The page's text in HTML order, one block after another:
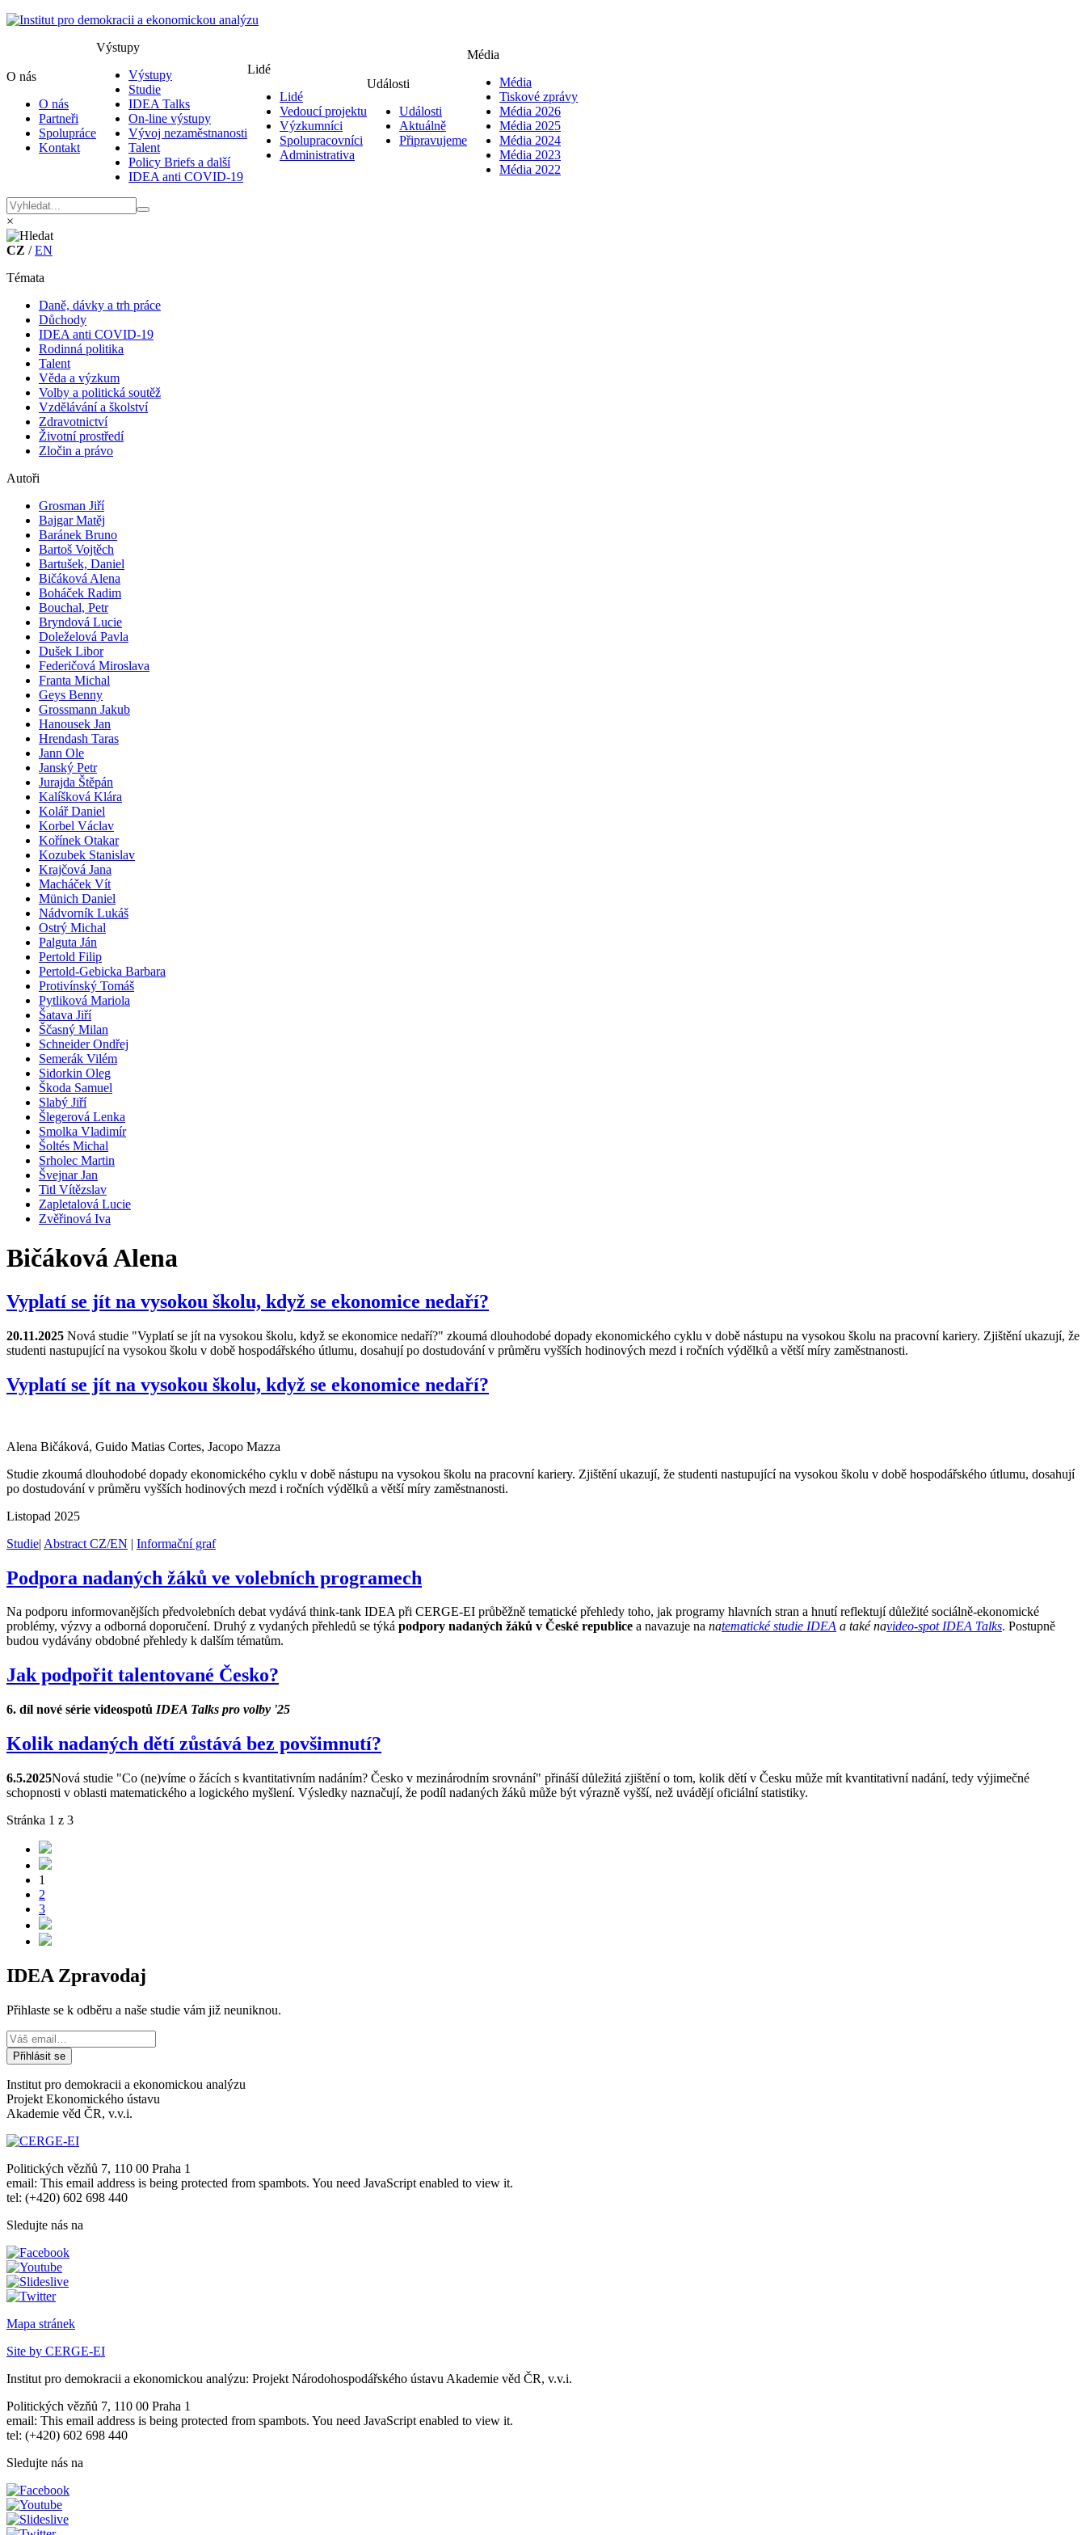
O nás
O nás
Partneři
Spolupráce
Kontakt
Výstupy
Výstupy
Studie
IDEA Talks
On-line výstupy
Vývoj nezaměstnanosti
Talent
Policy Briefs a další
IDEA anti COVID-19
Lidé
Lidé
Vedoucí projektu
Výzkumníci
Spolupracovníci
Administrativa
Události
Události
Aktuálně
Připravujeme
Média
Média
Tiskové zprávy
Média 2026
Média 2025
Média 2024
Média 2023
Média 2022
×
CZ /EN
Témata
Daně, dávky a trh práce
Důchody
IDEA anti COVID-19
Rodinná politika
Talent
Věda a výzkum
Volby a politická soutěž
Vzdělávání a školství
Zdravotnictví
Životní prostředí
Zločin a právo
Autoři
Grosman Jiří
Bajgar Matěj
Baránek Bruno
Bartoš Vojtěch
Bartušek, Daniel
Bičáková Alena
Boháček Radim
Bouchal, Petr
Bryndová Lucie
Doleželová Pavla
Dušek Libor
Federičová Miroslava
Franta Michal
Geys Benny
Grossmann Jakub
Hanousek Jan
Hrendash Taras
Jann Ole
Janský Petr
Jurajda Štěpán
Kalíšková Klára
Kolář Daniel
Korbel Václav
Kořínek Otakar
Kozubek Stanislav
Krajčová Jana
Macháček Vít
Münich Daniel
Nádvorník Lukáš
Ostrý Michal
Palguta Ján
Pertold Filip
Pertold-Gebicka Barbara
Protivínský Tomáš
Pytliková Mariola
Šatava Jiří
Ščasný Milan
Schneider Ondřej
Semerák Vilém
Sidorkin Oleg
Škoda Samuel
Slabý Jiří
Šlegerová Lenka
Smolka Vladimír
Šoltés Michal
Srholec Martin
Švejnar Jan
Titl Vítězslav
Zapletalová Lucie
Zvěřinová Iva
Bičáková Alena
Vyplatí se jít na vysokou školu, když se ekonomice nedaří?
20.11.2025 Nová studie "Vyplatí se jít na vysokou školu, když se ekonomice nedaří?" zkoumá dlouhodobé dopady ekonomického cyklu v době nástupu na vysokou školu na pracovní kariery. Zjištění ukazují, že
studenti nastupující na vysokou školu v době hospodářského útlumu, dosahují po dostudování v průměru vyšších hodinových mezd i ročních výdělků a větší míry zaměstnanosti.
Vyplatí se jít na vysokou školu, když se ekonomice nedaří?
Alena Bičáková, Guido Matias Cortes, Jacopo Mazza
Studie zkoumá dlouhodobé dopady ekonomického cyklu v době nástupu na vysokou školu na pracovní kariery. Zjištění ukazují, že studenti nastupující na vysokou školu v době hospodářského útlumu, dosahují
po dostudování v průměru vyšších hodinových mezd i ročních výdělků a větší míry zaměstnanosti.
Listopad 2025
Studie| Abstract CZ/EN | Informační graf
Podpora nadaných žáků ve volebních programech
Na podporu informovanějších předvolebních debat vydává think-tank IDEA při CERGE-EI průběžně tematické přehledy toho, jak programy hlavních stran a hnutí reflektují důležité sociálně-ekonomické
problémy, výzvy a odborná doporučení. Druhý z vydaných přehledů se týká podpory nadaných žáků v České republice a navazuje na natematické studie IDEA a také navideo-spot IDEA Talks. Postupně
budou vydávány obdobné přehledy k dalším tématům.
Jak podpořit talentované Česko?
6. díl nové série videospotů IDEA Talks pro volby '25
Kolik nadaných dětí zůstává bez povšimnutí?
6.5.2025Nová studie "Co (ne)víme o žácích s kvantitativním nadáním? Česko v mezinárodním srovnání" přináší důležitá zjištění o tom, kolik dětí v Česku může mít kvantitativní nadání, tedy výjimečné
schopnosti v oblasti matematického a logického myšlení. Výsledky naznačují, že podíl nadaných žáků může být výrazně vyšší, než uvádějí oficiální statistiky.
Stránka 1 z 3
1
2
3
IDEA Zpravodaj
Přihlaste se k odběru a naše studie vám již neuniknou.
Institut pro demokracii a ekonomickou analýzu
Projekt Ekonomického ústavu
Akademie věd ČR, v.v.i.
Politických vězňů 7, 110 00 Praha 1
email: This email address is being protected from spambots. You need JavaScript enabled to view it.
tel: (+420) 602 698 440
Sledujte nás na
Mapa stránek
Site by CERGE-EI
Institut pro demokracii a ekonomickou analýzu: Projekt Národohospodářského ústavu Akademie věd ČR, v.v.i.
Politických vězňů 7, 110 00 Praha 1
email: This email address is being protected from spambots. You need JavaScript enabled to view it.
tel: (+420) 602 698 440
Sledujte nás na